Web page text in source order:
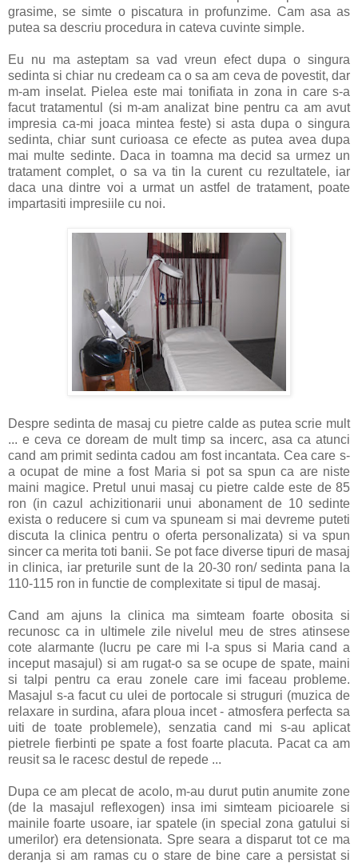
grasime, se simte o piscatura in profunzime. Cam asa as
putea sa descriu procedura in cateva cuvinte simple.
Eu nu ma asteptam sa vad vreun efect dupa o singura
sedinta si chiar nu credeam ca o sa am ceva de povestit, dar
m-am inselat. Pielea este mai tonifiata in zona in care s-a
facut tratamentul (si m-am analizat bine pentru ca am avut
impresia ca-mi joaca mintea feste) si asta dupa o singura
sedinta, chiar sunt curioasa ce efecte as putea avea dupa
mai multe sedinte. Daca in toamna ma decid sa urmez un
tratament complet, o sa va tin la curent cu rezultatele, iar
daca una dintre voi a urmat un astfel de tratament, poate
impartasiti impresiile cu noi.
Despre sedinta de masaj cu pietre calde as putea scrie mult
... e ceva ce doream de mult timp sa incerc, asa ca atunci
cand am primit sedinta cadou am fost incantata. Cea care s-
a ocupat de mine a fost Maria si pot sa spun ca are niste
maini magice. Pretul unui masaj cu pietre calde este de 85
ron (in cazul achizitionarii unui abonament de 10 sedinte
exista o reducere si cum va spuneam si mai devreme puteti
discuta la clinica pentru o oferta personalizata) si va spun
sincer ca merita toti banii. Se pot face diverse tipuri de masaj
in clinica, iar preturile sunt de la 20-30 ron/ sedinta pana la
110-115 ron in functie de complexitate si tipul de masaj.
Cand am ajuns la clinica ma simteam foarte obosita si
recunosc ca in ultimele zile nivelul meu de stres atinsese
cote alarmante (lucru pe care mi l-a spus si Maria cand a
inceput masajul) si am rugat-o sa se ocupe de spate, maini
si talpi pentru ca erau zonele care imi faceau probleme.
Masajul s-a facut cu ulei de portocale si struguri (muzica de
relaxare in surdina, afara ploua incet - atmosfera perfecta sa
uiti de toate problemele), senzatia cand mi s-au aplicat
pietrele fierbinti pe spate a fost foarte placuta. Pacat ca am
reusit sa le racesc destul de repede ...
Dupa ce am plecat de acolo, m-au durut putin anumite zone
(de la masajul reflexogen) insa imi simteam picioarele si
mainile foarte usoare, iar spatele (in special zona gatului si
umerilor) era detensionata. Spre seara a disparut tot ce ma
deranja si am ramas cu o stare de bine care a persistat si